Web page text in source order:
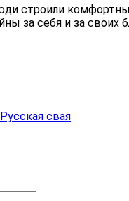
строили
за себя и за своих
Русская свая